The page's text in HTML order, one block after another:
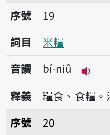
序號19米糧
序號
19
詞目
米糧
音讀
bí-niû
播
釋義
糧食、食糧。
序號20米芳
序號
20